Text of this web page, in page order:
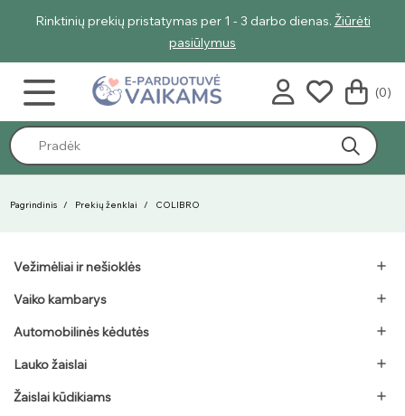
Žiūrėti
Geriausi vasaros pasiūlymai - nuolaidos net iki
(0)
Pagrindinis Prekių ženklai COLIBRO
Vežimėliai ir nešioklės 
Vaiko kambarys 
Automobilinės kėdutės 
Lauko žaislai 
Žaislai kūdikiams 